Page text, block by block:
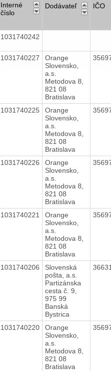
Interné
číslo
Dodávateľ IČO
1031740242
1031740227
Orange
Slovensko,
a.s.
Metodova 8,
821 08
Bratislava
1031740225
Orange
Slovensko,
a.s.
Metodova 8,
821 08
Bratislava
1031740226
Orange
Slovensko,
a.s.
Metodova 8,
821 08
Bratislava
1031740221
Orange
Slovensko,
a.s.
Metodova 8,
821 08
Bratislava
1031740206
Slovenská
pošta, a.s.
Partizánska
cesta č. 9,
975 99
Banská
Bystrica
1031740220
Orange
Slovensko,
a.s.
Metodova 8,
821 08
Bratislava